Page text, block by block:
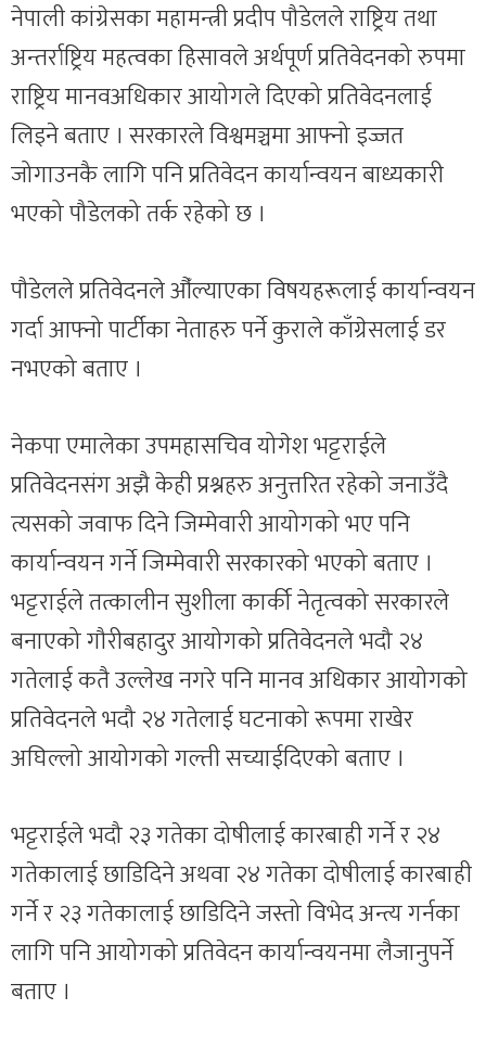
नेपाली कांग्रेसका महामन्त्री प्रदीप पौडेलले राष्ट्रिय तथा
अन्तर्राष्ट्रिय महत्वका हिसावले अर्थपूर्ण प्रतिवेदनको रुपमा
राष्ट्रिय मानवअधिकार आयोगले दिएको प्रतिवेदनलाई
लिइने बताए । सरकारले विश्वमञ्चमा आफ्नो इज्जत
जोगाउनकै लागि पनि प्रतिवेदन कार्यान्वयन बाध्यकारी
भएको पौडेलको तर्क रहेको छ ।
पौडेलले प्रतिवेदनले औँल्याएका विषयहरूलाई कार्यान्वयन
गर्दा आफ्नो पार्टीका नेताहरु पर्ने कुराले काँग्रेसलाई डर
नभएको बताए ।
नेकपा एमालेका उपमहासचिव योगेश भट्टराईले
प्रतिवेदनसंग अझै केही प्रश्नहरु अनुत्तरित रहेको जनाउँदै
त्यसको जवाफ दिने जिम्मेवारी आयोगको भए पनि
कार्यान्वयन गर्ने जिम्मेवारी सरकारको भएको बताए ।
भट्टराईले तत्कालीन सुशीला कार्की नेतृत्वको सरकारले
बनाएको गौरीबहादुर आयोगको प्रतिवेदनले भदौ २४
गतेलाई कतै उल्लेख नगरे पनि मानव अधिकार आयोगको
प्रतिवेदनले भदौ २४ गतेलाई घटनाको रूपमा राखेर
अघिल्लो आयोगको गल्ती सच्याईदिएको बताए ।
भट्टराईले भदौ २३ गतेका दोषीलाई कारबाही गर्ने र २४
गतेकालाई छाडिदिने अथवा २४ गतेका दोषीलाई कारबाही
गर्ने र २३ गतेकालाई छाडिदिने जस्तो विभेद अन्त्य गर्नका
लागि पनि आयोगको प्रतिवेदन कार्यान्वयनमा लैजानुपर्ने
बताए ।